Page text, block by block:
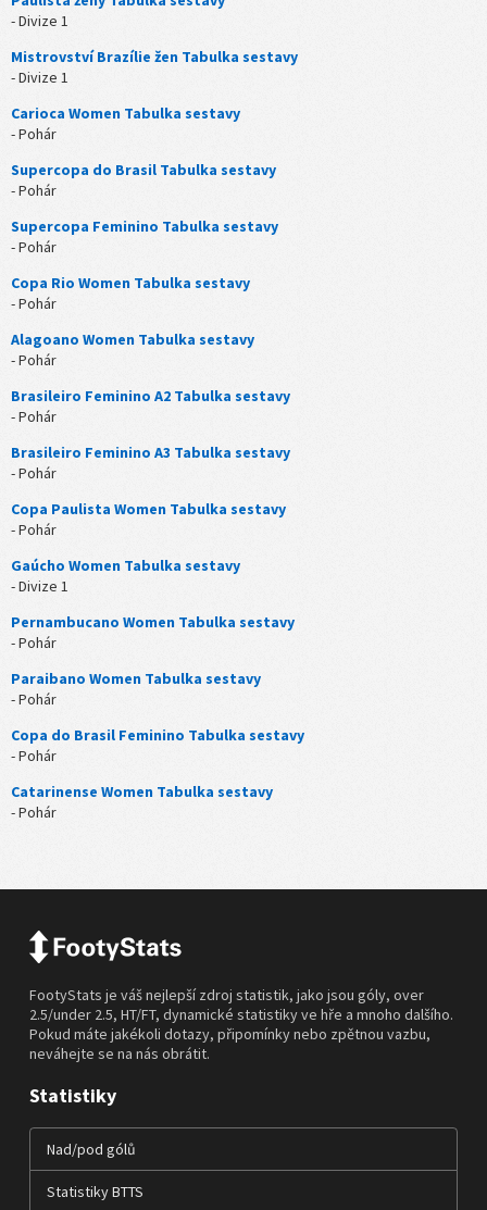
- Divize 1
Mistrovství Brazílie žen Tabulka sestavy
- Divize 1
Carioca Women Tabulka sestavy
- Pohár
Supercopa do Brasil Tabulka sestavy
- Pohár
Supercopa Feminino Tabulka sestavy
- Pohár
Copa Rio Women Tabulka sestavy
- Pohár
Alagoano Women Tabulka sestavy
- Pohár
Brasileiro Feminino A2 Tabulka sestavy
- Pohár
Brasileiro Feminino A3 Tabulka sestavy
- Pohár
Copa Paulista Women Tabulka sestavy
- Pohár
Gaúcho Women Tabulka sestavy
- Divize 1
Pernambucano Women Tabulka sestavy
- Pohár
Paraibano Women Tabulka sestavy
- Pohár
Copa do Brasil Feminino Tabulka sestavy
- Pohár
Catarinense Women Tabulka sestavy
- Pohár
FootyStats je váš nejlepší zdroj statistik, jako jsou góly, over
2.5/under 2.5, HT/FT, dynamické statistiky ve hře a mnoho dalšího.
Pokud máte jakékoli dotazy, připomínky nebo zpětnou vazbu,
neváhejte se na nás obrátit.
Statistiky
Nad/pod gólů
Statistiky BTTS